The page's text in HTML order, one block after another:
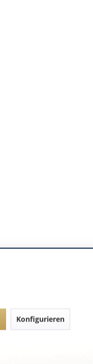
Konfigurieren